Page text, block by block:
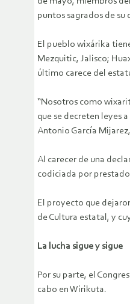
puntos sagrados de
El pueblo wixárika
Mezquitic, Jalisco;
último carece del
“Nosotros como
que se decreten leyes
Antonio García
Al carecer de una
codiciada por
El proyecto que
de Cultura estatal, y
La lucha sigue y sigue
Por su parte, el
cabo en Wirikuta.